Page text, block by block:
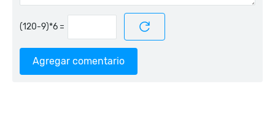
=
Agregar comentario